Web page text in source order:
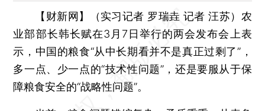
【财新网】（实习记者 罗瑞垚 记者 汪苏） 农
业部部长韩长赋在3月7日举行的两会发布会上表
示，中国的粮食“从中长期看并不是真正过剩了”，
多一点、少一点的“技术性问题”，还是要服从于保
障粮食安全的“战略性问题”。